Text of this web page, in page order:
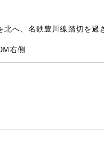
へ、名鉄豊川線踏切を過
右側